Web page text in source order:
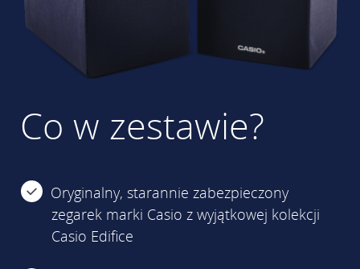
Co w zestawie?
Oryginalny, starannie zabezpieczony
zegarek marki Casio z wyjątkowej kolekcji
Casio Edifice